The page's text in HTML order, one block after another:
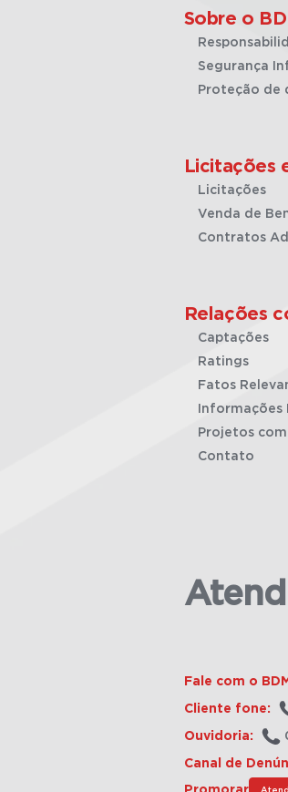
Sobre o
Segurança
Proteção de
Licitações
Licitações
Venda de
Contratos
Relações
Captações
Ratings
Fatos
Informações
Projetos
Contato
Fale com o
Cliente fone:
Ouvidoria:
Canal de